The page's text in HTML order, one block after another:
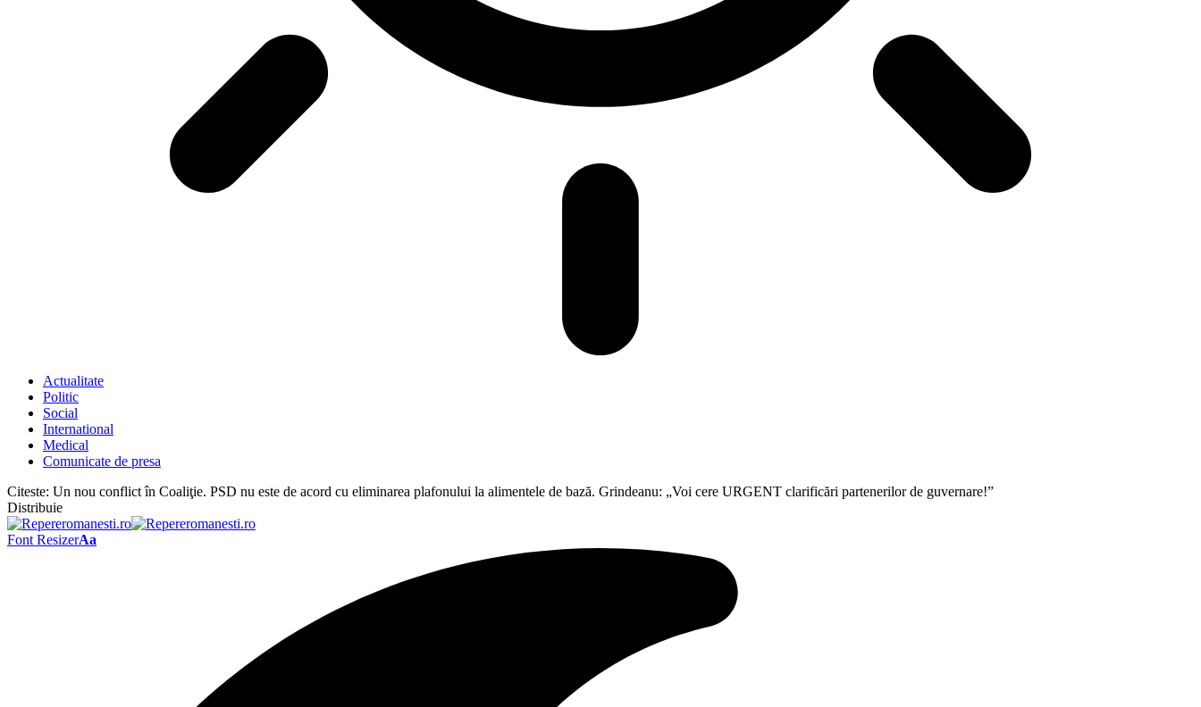
Actualitate
Politic
Social
International
Medical
Comunicate de presa
Citeste: Un nou conflict în Coaliţie. PSD nu este de acord cu eliminarea plafonului la alimentele de bază. Grindeanu: „Voi cere URGENT clarificări partenerilor de guvernare!”
Distribuie
Font ResizerAa